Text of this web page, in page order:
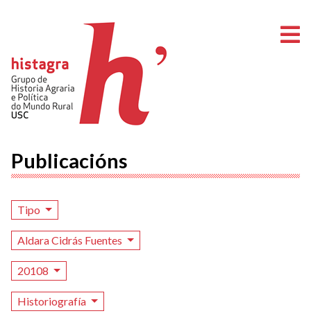
Publicacións
Tipo
Aldara Cidrás Fuentes
20108
Historiografía